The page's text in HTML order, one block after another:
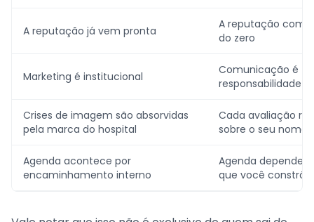
A reputação já vem pronta
A reputação
do zero
Marketing é institucional
Comunicação é
responsabilidade
Crises de imagem são absorvidas
pela marca do hospital
Cada avaliação
sobre o seu nome
Agenda acontece por
encaminhamento interno
Agenda depende
que você constrói